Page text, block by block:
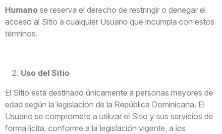
Humano se reserva el derecho de restringir o denegar el
acceso al Sitio a cualquier Usuario que incumpla con estos
términos.
Uso del Sitio
El Sitio está destinado únicamente a personas mayores de
edad según la legislación de la República Dominicana. El
Usuario se compromete a utilizar el Sitio y sus servicios de
forma lícita, conforme a la legislación vigente, a los